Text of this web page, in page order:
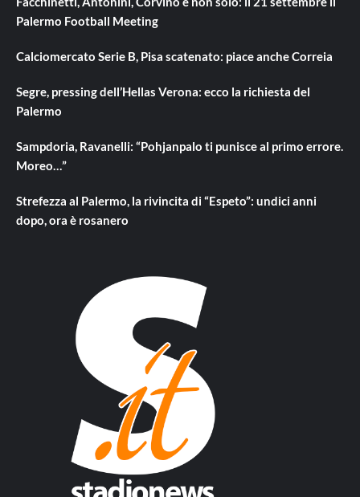
Palermo Football Meeting
Calciomercato Serie B, Pisa scatenato: piace anche Correia
Segre, pressing dell’Hellas Verona: ecco la richiesta del
Palermo
Sampdoria, Ravanelli: “Pohjanpalo ti punisce al primo errore.
Moreo…”
Strefezza al Palermo, la rivincita di “Espeto”: undici anni
dopo, ora è rosanero